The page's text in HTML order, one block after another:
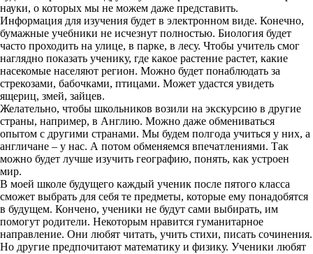
науки, о которых мы не можем даже представить.
Информация для изучения будет в электронном виде. Конечно,
бумажные учебники не исчезнут полностью. Биология будет
часто проходить на улице, в парке, в лесу. Чтобы учитель смог
наглядно показать ученику, где какое растение растет, какие
насекомые населяют регион. Можно будет понаблюдать за
стрекозами, бабочками, птицами. Может удастся увидеть
ящериц, змей, зайцев.
Желательно, чтобы школьников возили на экскурсию в другие
страны, например, в Англию. Можно даже обмениваться
опытом с другими странами. Мы будем полгода учиться у них, а
англичане – у нас. А потом обменяемся впечатлениями. Так
можно будет лучше изучить географию, понять, как устроен
мир.
В моей школе будущего каждый ученик после пятого класса
сможет выбрать для себя те предметы, которые ему понадобятся
в будущем. Кончено, ученики не будут сами выбирать, им
помогут родители. Некоторым нравится гуманитарное
направление. Они любят читать, учить стихи, писать сочинения.
Но другие предпочитают математику и физику. Ученики любят